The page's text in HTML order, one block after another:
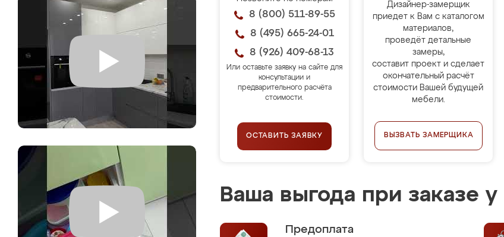
8 (800) 511-89-55
8 (495) 665-24-01
8 (926) 409-68-13
Или оставьте заявку на сайте для
консультации и
предварительного расчёта
стоимости.
ОСТАВИТЬ ЗАЯВКУ
Дизайнер-замерщик
приедет к Вам с каталогом
материалов,
проведёт детальные
замеры,
составит проект и сделает
окончательный расчёт
стоимости Вашей будущей
мебели.
ВЫЗВАТЬ ЗАМЕРЩИКА
Ваша выгода при заказе у
Предоплата